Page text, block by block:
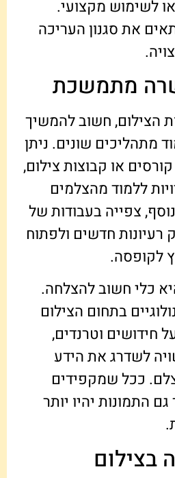
לשימוש מקצועי.
את סגנון העריכה
מתמשכת
הצילום, חשוב להמשיך
מתהליכים שונים. ניתן
או קבוצות צילום,
ללמוד מהצלמים
צפייה בעבודות של
רעיונות חדשים ולפתוח
לקופסה.
כלי חשוב להצלחה.
בתחום הצילום
חידושים וטרנדים,
לשדרג את הידע
ככל שמקפידים
התמונות יהיו יותר
בצילום